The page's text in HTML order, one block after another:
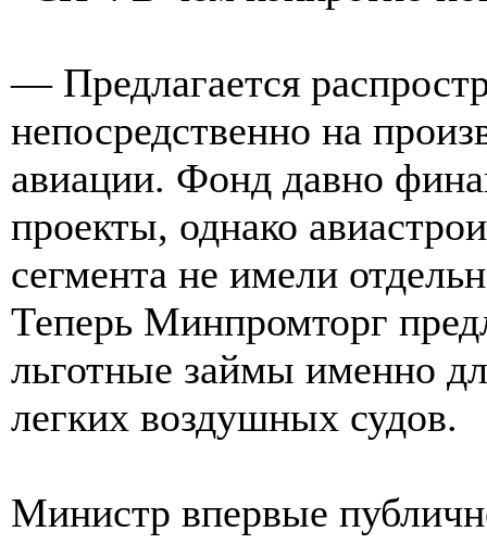
— Предлагается
непосредственно на
авиации. Фонд давно
проекты, однако
сегмента не имели
Теперь Минпромторг
льготные займы именно
легких воздушных судов.
Министр впервые